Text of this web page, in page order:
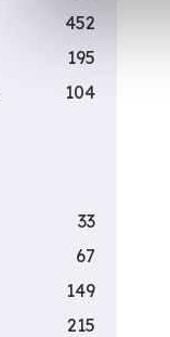
452
195
104
33
67
149
215